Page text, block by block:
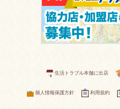
生活トラブル本舗に出店
個人情報保護方針 利用規約